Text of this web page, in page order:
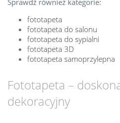
Sprawdź również kategorie:
fototapeta
fototapeta do salonu
fototapeta do sypialni
fototapeta 3D
fototapeta samoprzylepna
Fototapeta –
dekoracyjny